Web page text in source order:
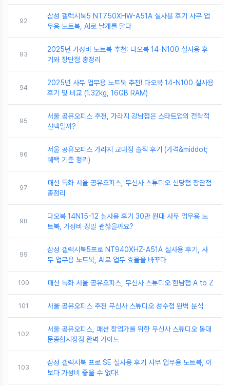
92
삼성 갤럭시북5 NT750XHW-A51A 실사용 후기 사무 업
무용 노트북, AI로 날개를 달다
93
2025년 가성비 노트북 추천: 다오북 14-N100 실사용 후
기와 장단점 총정리
94
2025년 사무 업무용 노트북 추천! 다오북 14-N100 실사용
후기 및 비교 (1.32kg, 16GB RAM)
95
서울 공유오피스 추천, 가라지 강남점은 스타트업의 전략적
선택일까?
96
서울 공유오피스 가라지 교대점 솔직 후기 (가격&middot;
혜택 기준 정리)
97
패션 특화 서울 공유오피스, 무신사 스튜디오 신당점 장단점
총정리
98
다오북 14N15-12 실사용 후기 30만 원대 사무 업무용 노
트북, 가성비 정말 괜찮을까요?
99
삼성 갤럭시북5프로 NT940XHZ-A51A 실사용 후기, 사
무 업무용 노트북, AI로 업무 효율을 바꾸다
100 패션 특화 서울 공유오피스, 무신사 스튜디오 한남점 A to Z
101 서울 공유오피스 추천 무신사 스튜디오 성수점 완벽 분석
102
서울 공유오피스, 패션 창업가를 위한 무신사 스튜디오 동대
문종합시장점 완벽 가이드
103
삼성 갤럭시북 프로 SE 실사용 후기 사무 업무용 노트북, 이
보다 가성비 좋을 수 없다!